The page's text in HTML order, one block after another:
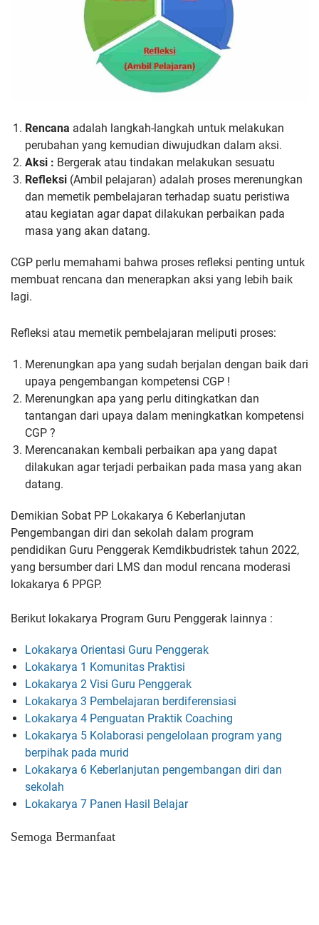
Rencana adalah langkah-langkah untuk melakukan
perubahan yang kemudian diwujudkan dalam aksi.
Aksi : Bergerak atau tindakan melakukan sesuatu
Refleksi (Ambil pelajaran) adalah proses merenungkan
dan memetik pembelajaran terhadap suatu peristiwa
atau kegiatan agar dapat dilakukan perbaikan pada
masa yang akan datang.
CGP perlu memahami bahwa proses refleksi penting untuk
membuat rencana dan menerapkan aksi yang lebih baik
lagi.
Refleksi atau memetik pembelajaran meliputi proses:
Merenungkan apa yang sudah berjalan dengan baik dari
upaya pengembangan kompetensi CGP !
Merenungkan apa yang perlu ditingkatkan dan
tantangan dari upaya dalam meningkatkan kompetensi
CGP ?
Merencanakan kembali perbaikan apa yang dapat
dilakukan agar terjadi perbaikan pada masa yang akan
datang.
Demikian Sobat PP Lokakarya 6 Keberlanjutan
Pengembangan diri dan sekolah dalam program
pendidikan Guru Penggerak Kemdikbudristek tahun 2022,
yang bersumber dari LMS dan modul rencana moderasi
lokakarya 6 PPGP.
Berikut lokakarya Program Guru Penggerak lainnya :
Lokakarya Orientasi Guru Penggerak
Lokakarya 1 Komunitas Praktisi
Lokakarya 2 Visi Guru Penggerak
Lokakarya 3 Pembelajaran berdiferensiasi
Lokakarya 4 Penguatan Praktik Coaching
Lokakarya 5 Kolaborasi pengelolaan program yang
berpihak pada murid
Lokakarya 6 Keberlanjutan pengembangan diri dan
sekolah
Lokakarya 7 Panen Hasil Belajar
Semoga Bermanfaat